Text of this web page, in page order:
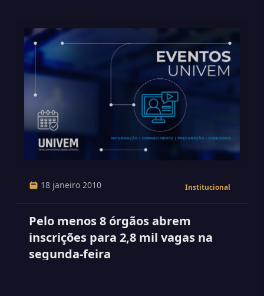
18 janeiro 2010 Institucional
Pelo menos 8 órgãos abrem
inscrições para 2,8 mil vagas na
segunda-feira